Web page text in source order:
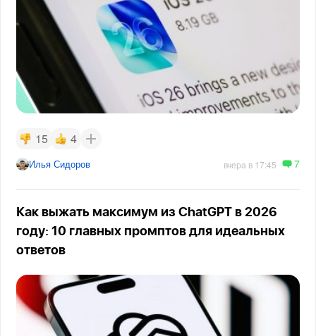
15 4
Илья Сидоров вчера в 17:45 7
Как выжать максимум из ChatGPT в 2026
году: 10 главных промптов для идеальных
ответов